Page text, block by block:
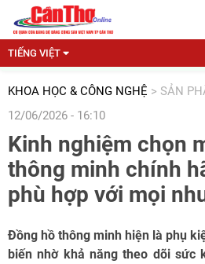
TIẾNG VIỆT
KHOA HỌC & CÔNG NGHỆ > SẢN
12/06/2026 - 16:10
Kinh nghiệm chọn
thông minh chính
phù hợp với mọi
Đồng hồ thông minh hiện là phụ
biến nhờ khả năng theo dõi sức